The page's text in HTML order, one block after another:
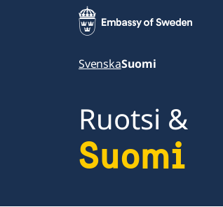
SvenskaSuomi
Ruotsi &
Suomi